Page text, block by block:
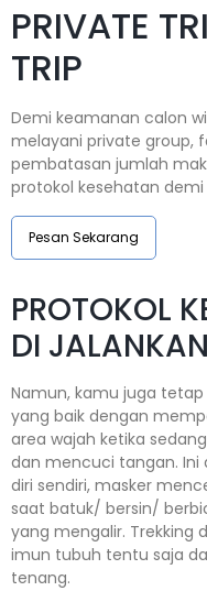
PRIVATE
TRIP
Demi keamanan calon
melayani private group,
pembatasan jumlah
protokol kesehatan
Pesan Sekarang
PROTOKOL
DI JALANKAN
Namun, kamu juga
yang baik dengan
area wajah ketika
dan mencuci tangan. Ini
diri sendiri, masker
saat batuk/ bersin/
yang mengalir. Trekking
imun tubuh tentu saja
tenang.